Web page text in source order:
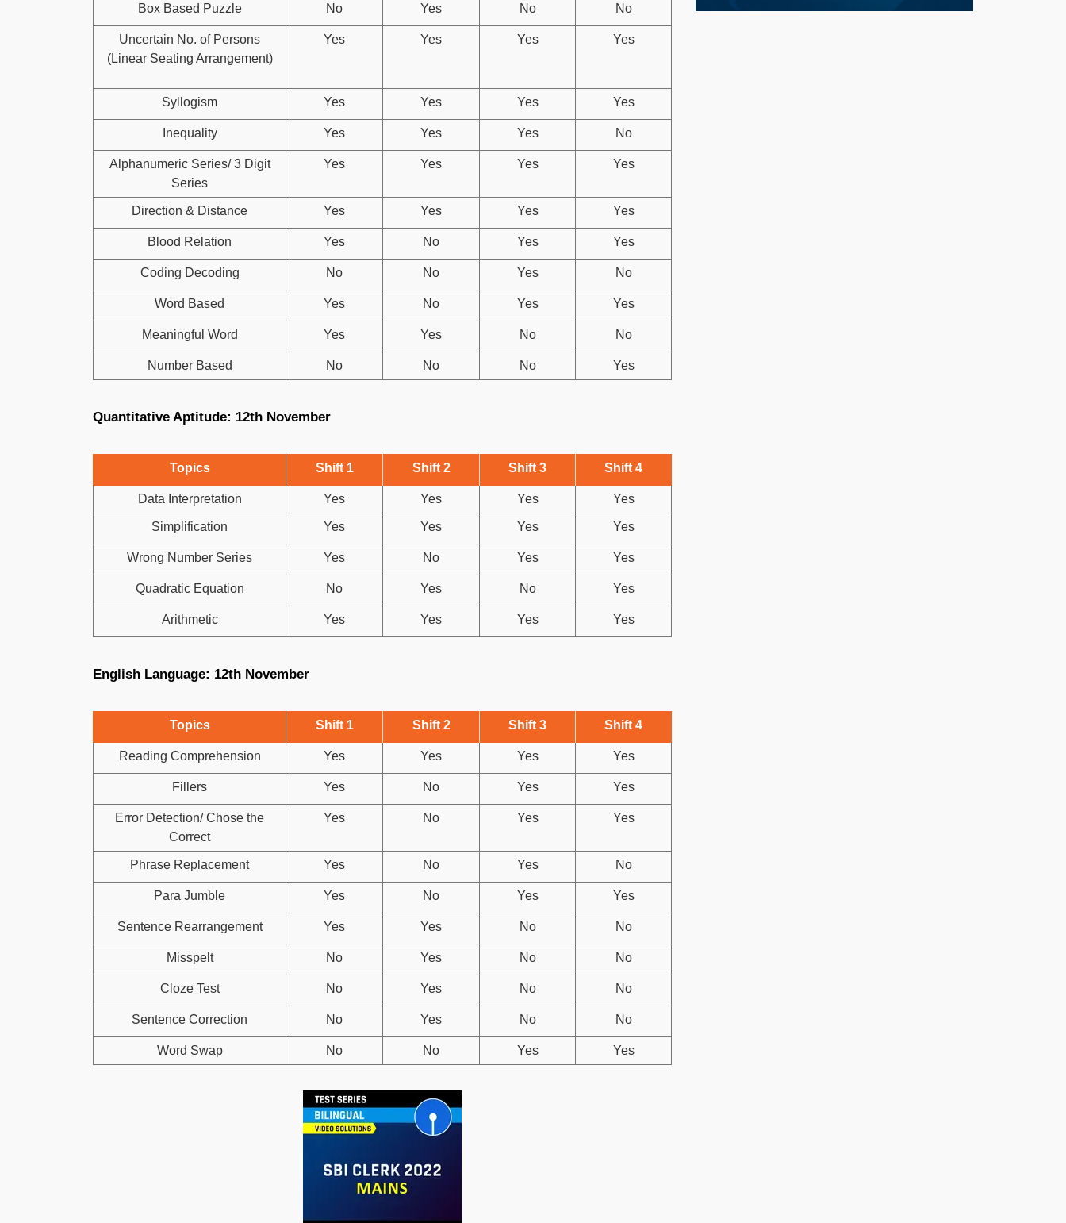
Box Based Puzzle No Yes No No
Uncertain No. of Persons
(Linear Seating Arrangement)
Yes Yes Yes Yes
Syllogism Yes Yes Yes Yes
Inequality Yes Yes Yes No
Alphanumeric Series/ 3 Digit
Series
Yes Yes Yes Yes
Direction & Distance Yes Yes Yes Yes
Blood Relation Yes No Yes Yes
Coding Decoding No No Yes No
Word Based Yes No Yes Yes
Meaningful Word Yes Yes No No
Number Based No No No Yes
Quantitative Aptitude: 12th November
Topics Shift 1 Shift 2 Shift 3 Shift 4
Data Interpretation Yes Yes Yes Yes
Simplification Yes Yes Yes Yes
Wrong Number Series Yes No Yes Yes
Quadratic Equation No Yes No Yes
Arithmetic Yes Yes Yes Yes
English Language: 12th November
Topics Shift 1 Shift 2 Shift 3 Shift 4
Reading Comprehension Yes Yes Yes Yes
Fillers Yes No Yes Yes
Error Detection/ Chose the
Correct
Yes No Yes Yes
Phrase Replacement Yes No Yes No
Para Jumble Yes No Yes Yes
Sentence Rearrangement Yes Yes No No
Misspelt No Yes No No
Cloze Test No Yes No No
Sentence Correction No Yes No No
Word Swap No No Yes Yes